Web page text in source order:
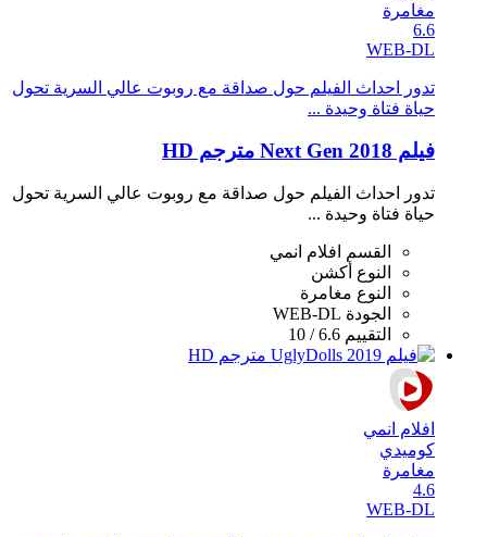
مغامرة
6.6
WEB-DL
تدور احداث الفيلم حول صداقة مع روبوت عالي السرية تحول
حياة فتاة وحيدة ...
فيلم Next Gen 2018 مترجم HD
تدور احداث الفيلم حول صداقة مع روبوت عالي السرية تحول
حياة فتاة وحيدة ...
القسم افلام انمي
النوع أكشن
النوع مغامرة
الجودة WEB-DL
التقييم 6.6 / 10
افلام انمي
كوميدي
مغامرة
4.6
WEB-DL